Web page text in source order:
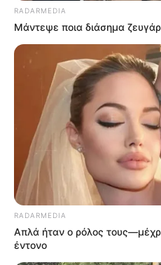
RADARMEDIA
Μάντεψε ποια διάσημα
RADARMEDIA
Απλά ήταν ο ρόλος
έντονο